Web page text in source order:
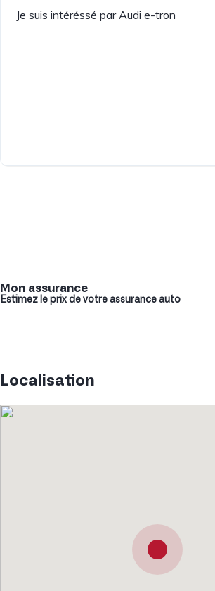
Mon assurance
Estimez le prix de votre assurance auto
Localisation